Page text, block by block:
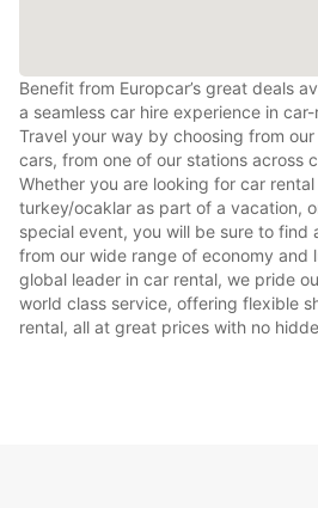
Benefit from Europcar’s great deals
a seamless car hire experience in
Travel your way by choosing from
cars, from one of our stations across
Whether you are looking for car
turkey/ocaklar as part of a vacation,
special event, you will be sure to find
from our wide range of economy and
global leader in car rental, we pride
world class service, offering flexible
rental, all at great prices with no